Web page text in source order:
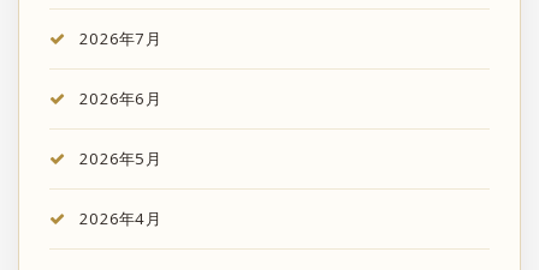
2026年7月
2026年6月
2026年5月
2026年4月